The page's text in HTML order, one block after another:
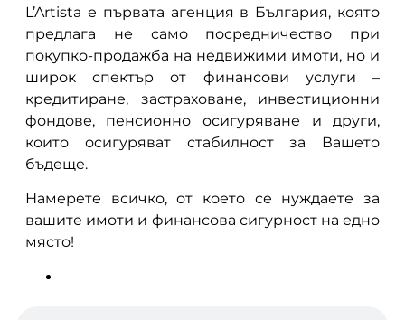
L’Artista е първата агенция в България, която
предлага не само посредничество при
покупко-продажба на недвижими имоти, но и
широк спектър от финансови услуги –
кредитиране, застраховане, инвестиционни
фондове, пенсионно осигуряване и други,
които осигуряват стабилност за Вашето
бъдеще.
Намерете всичко, от което се нуждаете за
вашите имоти и финансова сигурност на едно
място!